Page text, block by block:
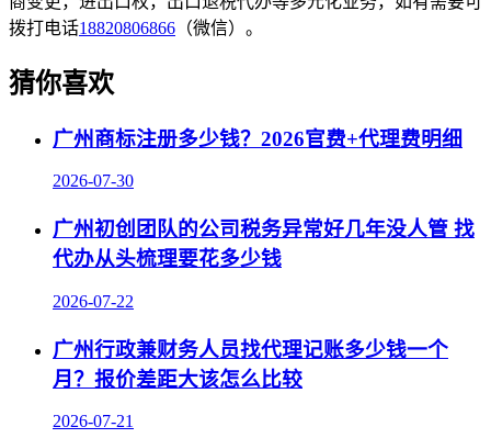
拨打电话18820806866 （微信）。
猜你喜欢
广州商标注册多少钱？2026官费+代理费明细
2026-07-30
广州初创团队的公司税务异常好几年没人管 找
代办从头梳理要花多少钱
2026-07-22
广州行政兼财务人员找代理记账多少钱一个
月？报价差距大该怎么比较
2026-07-21